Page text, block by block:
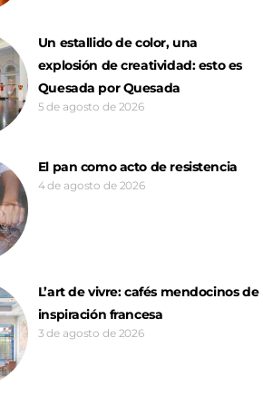
Un estallido de color, una
explosión de creatividad: esto es
Quesada por Quesada
5 de agosto de 2026
El pan como acto de resistencia
4 de agosto de 2026
L’art de vivre: cafés mendocinos de
inspiración francesa
3 de agosto de 2026